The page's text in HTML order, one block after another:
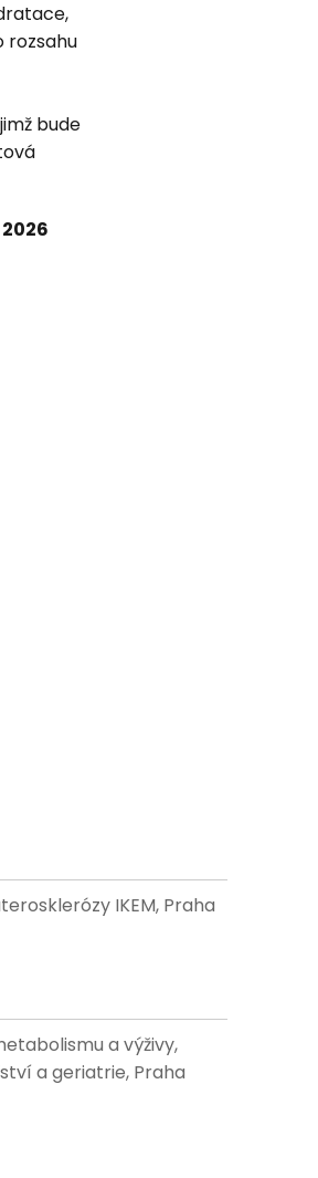
rozsahu
bude
IKEM, Praha
a výživy,
a geriatrie, Praha